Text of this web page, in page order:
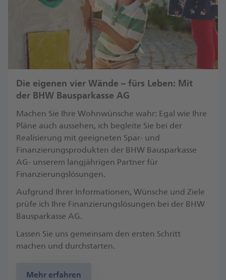
Die eigenen vier Wände – fürs Leben: Mit
der BHW Bausparkasse AG
Machen Sie Ihre Wohnwünsche wahr: Egal wie Ihre
Pläne auch aussehen, ich begleite Sie bei der
Realisierung mit geeigneten Spar- und
Finanzierungsprodukten der BHW Bausparkasse
AG- unserem langjährigen Partner für
Finanzierungslösungen.
Aufgrund Ihrer Informationen, Wünsche und Ziele
prüfe ich Ihre Finanzierungslösungen bei der BHW
Bausparkasse AG.
Lassen Sie uns gemeinsam den ersten Schritt
machen und durchstarten.
Mehr erfahren